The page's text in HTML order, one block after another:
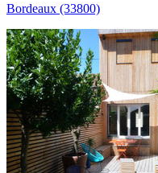
Bordeaux (33800)